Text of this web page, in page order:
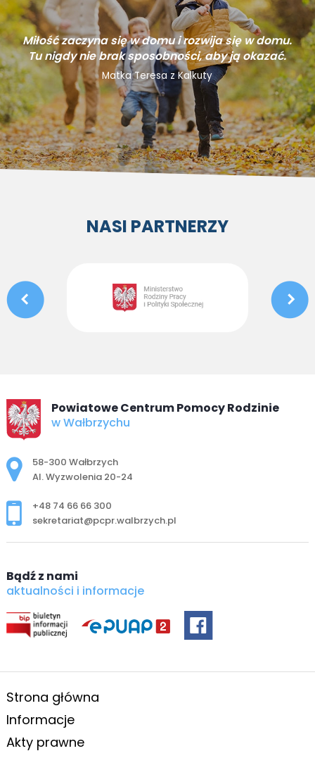
Miłość zaczyna się w domu i rozwija się w domu.
Tu nigdy nie brak sposobności, aby ją okazać.
Matka Teresa z Kalkuty
NASI PARTNERZY
Powiatowe Centrum Pomocy Rodzinie
w Wałbrzychu
Adres pocztowy:
58-300 Wałbrzych
Al. Wyzwolenia 20-24
+48 74 66 66 300
sekretariat@pcpr.walbrzych.pl
Bądź z nami
aktualności i informacje
Strona główna
Informacje
Akty prawne